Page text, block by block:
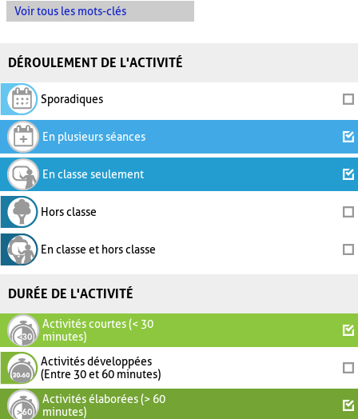
Voir tous les mots-clés
DÉROULEMENT DE L'ACTIVITÉ
Sporadiques
En plusieurs séances
En classe seulement
Hors classe
En classe et hors classe
DURÉE DE L'ACTIVITÉ
Activités courtes (< 30
minutes)
Activités développées
(Entre 30 et 60 minutes)
Activités élaborées (> 60
minutes)